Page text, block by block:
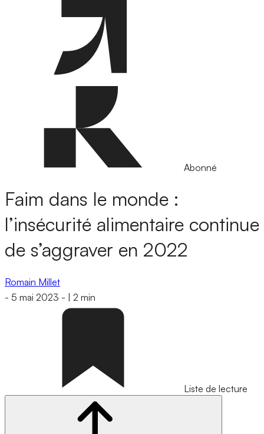
Abonné
Faim dans le monde :
l’insécurité alimentaire continue
de s’aggraver en 2022
Romain Millet
- 5 mai 2023 - 2 min
Liste de lecture